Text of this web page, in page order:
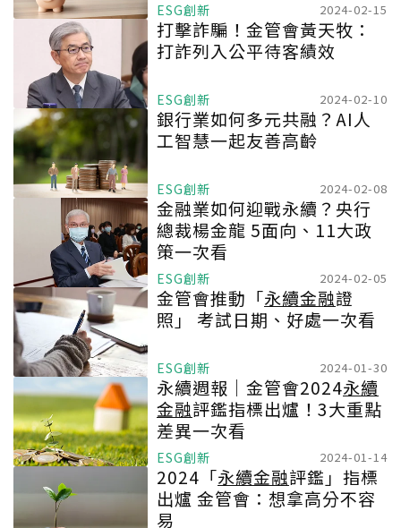
ESG創新 2024-02-15
打擊詐騙！金管會黃天牧：
打詐列入公平待客績效
ESG創新 2024-02-10
銀行業如何多元共融？AI人
工智慧一起友善高齡
ESG創新 2024-02-08
金融業如何迎戰永續？央行
總裁楊金龍 5面向、11大政
策一次看
ESG創新 2024-02-05
金管會推動「永續金融證
照」 考試日期、好處一次看
ESG創新 2024-01-30
永續週報｜金管會2024永續
金融評鑑指標出爐！3大重點
差異一次看
ESG創新 2024-01-14
2024「永續金融評鑑」指標
出爐 金管會：想拿高分不容
易